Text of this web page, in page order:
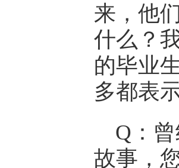
来，他
什么？
的毕业
多都表
Q：
故事，